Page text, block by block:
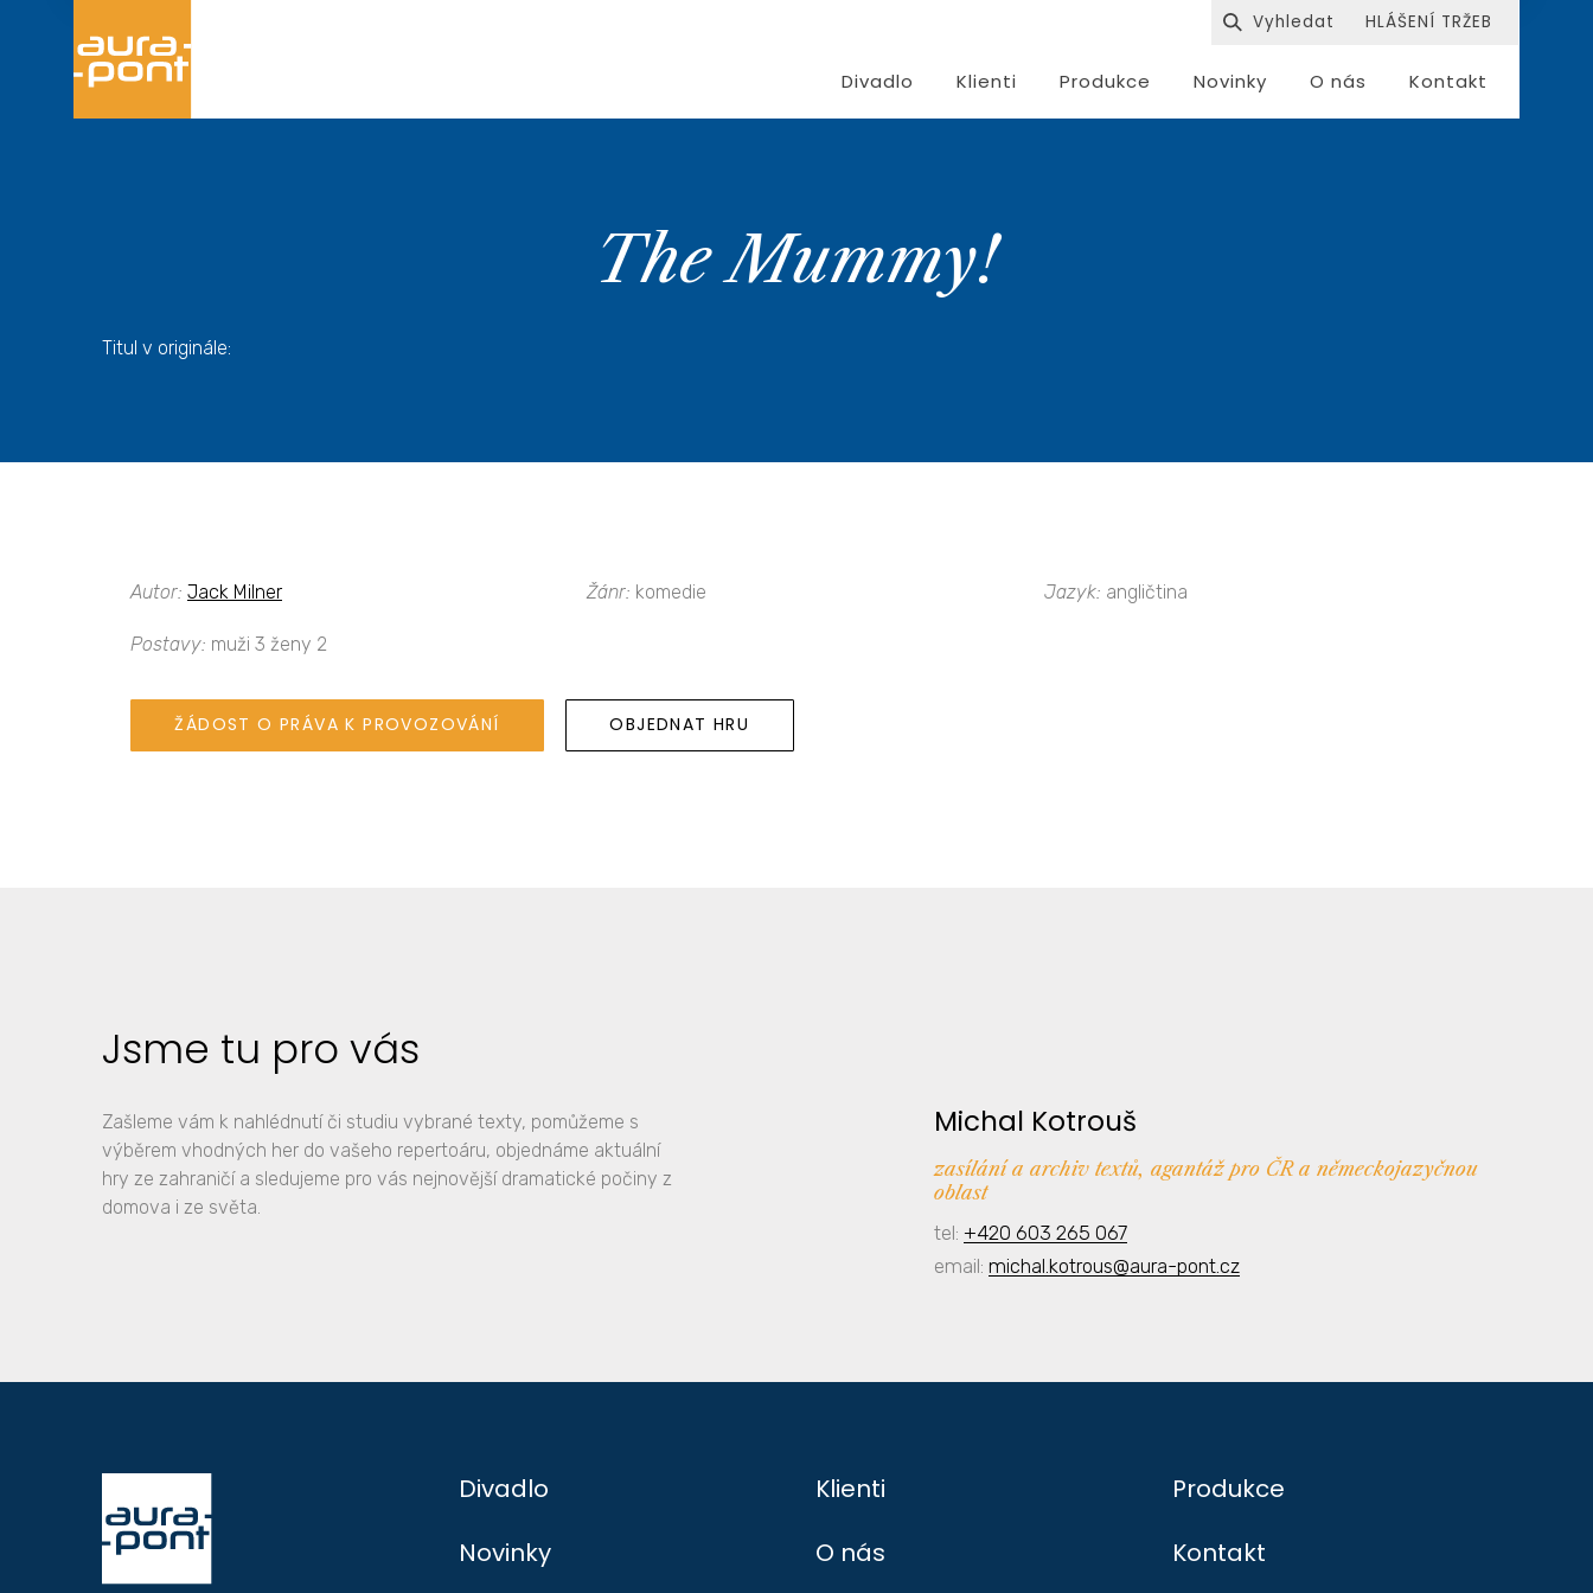
Divadlo Klienti Produkce Novinky O nás Kontakt
HLÁŠENÍ TRŽEB
The Mummy!
Titul v originále:
Autor: Jack Milner Žánr: komedie Jazyk: angličtina
Postavy: muži 3 ženy 2
ŽÁDOST O PRÁVA K PROVOZOVÁNÍ OBJEDNAT HRU
Jsme tu pro vás
Zašleme vám k nahlédnutí či studiu vybrané texty, pomůžeme s
výběrem vhodných her do vašeho repertoáru, objednáme aktuální
hry ze zahraničí a sledujeme pro vás nejnovější dramatické počiny z
domova i ze světa.
Michal Kotrouš
zasílání a archiv textů, agantáž pro ČR a německojazyčnou
oblast
tel: +420 603 265 067
email:michal.kotrous@aura-pont.cz
Divadlo
Novinky
Klienti
O nás
Produkce
Kontakt